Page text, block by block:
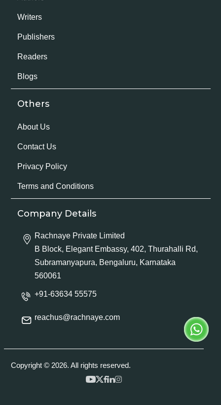
Writers
Publishers
Readers
Blogs
Others
About Us
Contact Us
Privacy Policy
Terms and Conditions
Company Details
Rachnaye Private Limited
B Block, Elegant Embassy, 402, Thurahalli Rd,
Subramanyapura, Bengaluru, Karnataka
560061
+91-63634 55575
reachus@rachnaye.com
Copyright © 2026. All rights reserved.